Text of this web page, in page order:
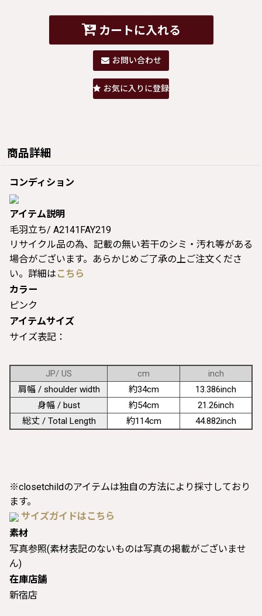
カートに入れる
お問い合わせ
お気に入りに登録
商品詳細
コンディション
アイテム説明
毛羽立ち/ A2141FAY219
リサイクル品の為、記載の無い若干のシミ・汚れ等がある
場合がございます。あらかじめご了承の上ご注文くださ
い。詳細は こちら
カラー
ピンク
アイテムサイズ
サイズ表記：
JP/ US cm
inch
肩幅 / shoulder width
約34cm
13.386inch
身幅 / bust
約54cm
21.26inch
総丈 / Total Length
約114cm 44.882inch
※closetchildのアイテムは独自の方法により採寸しており
ます。
サイズガイドはこちら
素材
写真参照(素材表記のないものは写真の掲載がございませ
ん)
在庫店舗
新宿店